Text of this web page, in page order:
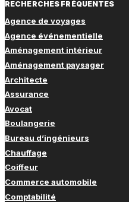
RECHERCHES FRÉQUENTES
Agence de voyages
Agence événementielle
Aménagement intérieur
Aménagement paysager
Architecte
Assurance
Avocat
Boulangerie
Bureau d’ingénieurs
Chauffage
Coiffeur
Commerce automobile
Comptabilité